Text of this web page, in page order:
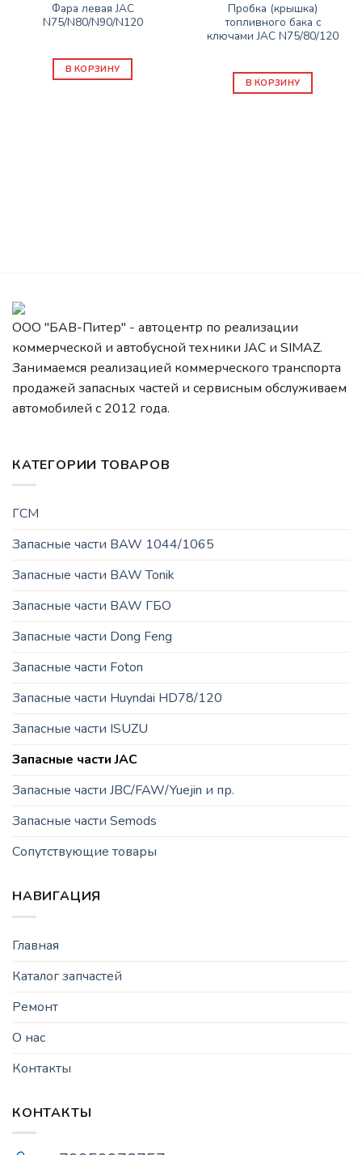
Фара левая JAC
N75/N80/N90/N120
В КОРЗИНУ
Пробка (крышка)
топливного бака с
ключами JAC N75/80/120
В КОРЗИНУ
ООО "БАВ-Питер" - автоцентр по реализации
коммерческой и автобусной техники JAC и SIMAZ.
Занимаемся реализацией коммерческого транспорта
продажей запасных частей и сервисным обслуживаем
автомобилей c 2012 года.
КАТЕГОРИИ ТОВАРОВ
ГСМ
Запасные части BAW 1044/1065
Запасные части BAW Tonik
Запасные части BAW ГБО
Запасные части Dong Feng
Запасные части Foton
Запасные части Huyndai HD78/120
Запасные части ISUZU
Запасные части JAC
Запасные части JBC/FAW/Yuejin и пр.
Запасные части Semods
Сопутствующие товары
НАВИГАЦИЯ
Главная
Каталог запчастей
Ремонт
О нас
Контакты
КОНТАКТЫ